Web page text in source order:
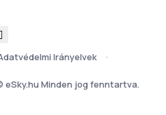
Irányelvek
eSky.hu Minden jog fenntartva.